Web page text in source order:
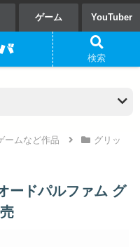
ゲーム YouTuber
ームなど作品
グリッ
ードパルファム グ
検索